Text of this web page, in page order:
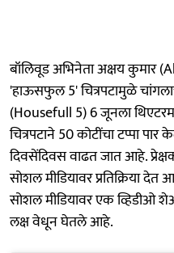
बॉलिवूड अभिनेता अक्षय कुमार
'हाऊसफुल 5' चित्रपटामुळे
(Housefull 5) 6 जूनला
चित्रपटाने 50 कोटींचा टप्पा पार
दिवसेंदिवस वाढत जात आहे.
सोशल मीडियावर प्रतिक्रिया
सोशल मीडियावर एक व्हिडीओ
लक्ष वेधून घेतले आहे.